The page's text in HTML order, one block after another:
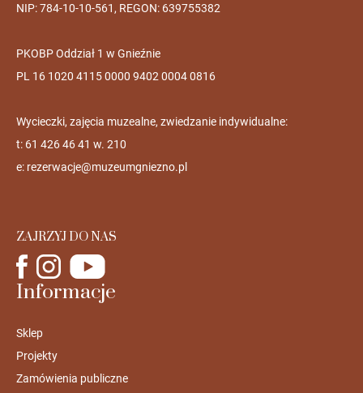
NIP: 784-10-10-561, REGON: 639755382
PKOBP Oddział 1 w Gnieźnie
PL 16 1020 4115 0000 9402 0004 0816
Wycieczki, zajęcia muzealne, zwiedzanie indywidualne:
t: 61 426 46 41 w. 210
e: rezerwacje@muzeumgniezno.pl
ZAJRZYJ DO NAS
Informacje
Sklep
Projekty
Zamówienia publiczne